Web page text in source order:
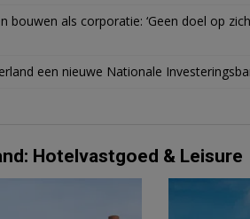
bouwen als corporatie: ‘Geen doel op
een nieuwe Nationale
Hotelvastgoed & Leisure